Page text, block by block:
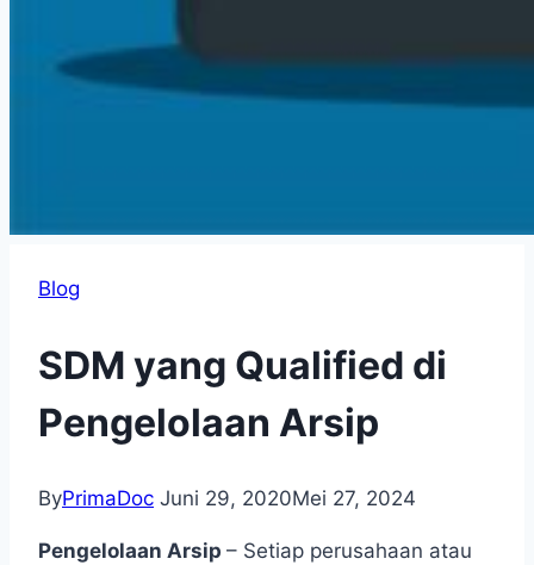
Blog
SDM yang Qualified di
Pengelolaan Arsip
ByPrimaDoc Juni 29, 2020Mei 27, 2024
Pengelolaan Arsip – Setiap perusahaan atau